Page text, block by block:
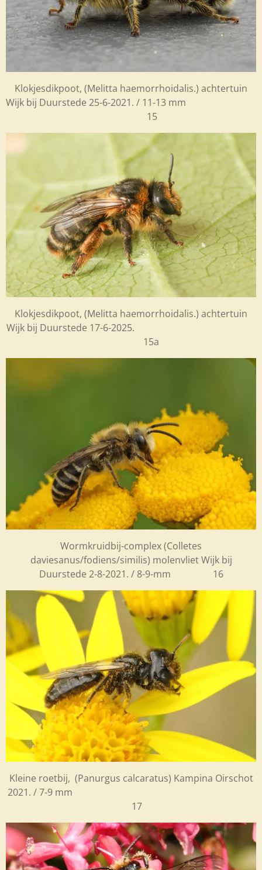
Klokjesdikpoot, (Melitta haemorrhoidalis.) achtertuin
Wijk bij Duurstede 25-6-2021. / 11-13 mm
15
Klokjesdikpoot, (Melitta haemorrhoidalis.) achtertuin
Wijk bij Duurstede 17-6-2025.
15a
Wormkruidbij-complex (Colletes
daviesanus/fodiens/similis) molenvliet Wijk bij
Duurstede 2-8-2021. / 8-9-mm 16
Kleine roetbij, (Panurgus calcaratus) Kampina Oirschot
2021. / 7-9 mm
17